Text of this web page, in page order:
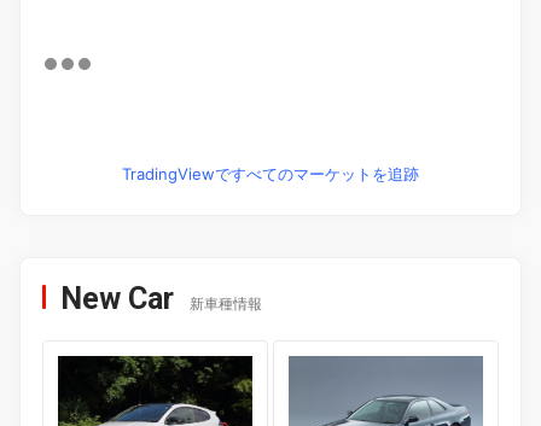
TradingViewですべてのマーケットを追跡
New Car 新車種情報